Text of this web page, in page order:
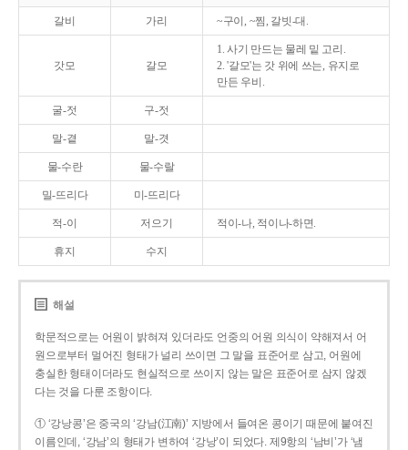
갈비 가리 ~구이, ~찜, 갈빗-대.
갓모 갈모
1. 사기 만드는 물레 밑 고리.
2. '갈모'는 갓 위에 쓰는, 유지로
만든 우비.
굴-젓 구-젓
말-곁 말-겻
물-수란 물-수랄
밀-뜨리다 미-뜨리다
적-이 저으기 적이-나, 적이나-하면.
휴지 수지
해설
학문적으로는 어원이 밝혀져 있더라도 언중의 어원 의식이 약해져서 어
원으로부터 멀어진 형태가 널리 쓰이면 그 말을 표준어로 삼고, 어원에
충실한 형태이더라도 현실적으로 쓰이지 않는 말은 표준어로 삼지 않겠
다는 것을 다룬 조항이다.
① ‘강낭콩’은 중국의 ‘강남(江南)’ 지방에서 들여온 콩이기 때문에 붙여진
이름인데, ‘강남’의 형태가 변하여 ‘강낭’이 되었다. 제9항의 ‘남비’가 ‘냄